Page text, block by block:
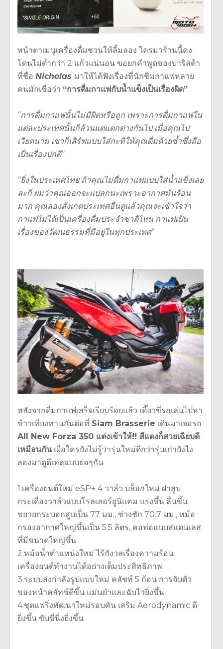
หน้าตาเมนูเครื่องดื่มชวนให้ลิ้มลอง ใครมาร้านนี้คง
โดนไม่ต่ำกว่า 2 แก้วแน่นอน ขอยกคำพูดของบาริสต้า
ที่ชื่อ Nicholas มาให้ได้ฟังเรื่องที่นักชิมกาแฟหลาย
คนมักเชื่อว่า “การดื่มกาแฟกับน้ำแข็งเป็นเรื่องผิด”
“การดื่มกาแฟนั้นไม่มีผิดหรือถูก เพราะการดื่มกาแฟใน
แต่ละประเทศนั้นก็ล้วนแต่แตกต่างกันไป เมื่อคุณไป
เวียดนาม เขาก็เสิร์ฟแบบใส่กะทิให้คุณดื่มด้วยซ้ำซึ่งถือ
เป็นเรื่องปกติ”
“ยิ่งในประเทศไทย ถ้าคุณไม่ดื่มกาแฟแบบใส่น้ำแข็งเลย
ละก็ ผมว่าคุณออกจะแปลกนะเพราะอากาศมันร้อน
มาก คุณลองสังเกตประเทศอื่นดูแล้วคุณจะเข้าใจว่า
กาแฟไม่ได้เป็นเครื่องดื่มประจำชาติไหน กาแฟเป็น
เรื่องของวัฒนธรรมที่มีอยู่ในทุกประเทศ”
หลังจากดื่มกาแฟเสร็จเรียบร้อยแล้ว เดี๊ยวขี่รถเล่นไปหา
ข้าวเที่ยงทานกันต่อที่ Siam Brasserie เดินมาเจอรถ
All New Forza 350 แต่งเข้าให้!! สีแดงก็สวยเฉียบดี
เหมือนกันเผื่อใครยังไม่รู้ว่ารุ่นใหม่ดีกว่ารุ่นเก่ายังไง
ลองมาดูดีเทลแบบย่อๆกัน
1.เครื่องยนต์ใหม่ eSP+ 4 วาล์ว บล็อกใหม่ ฝาสูบ
กระเดื่องวาล์วแบบโรลเลอร์ยูนิแคม แรงขึ้น ลื่นขึ้น
ขยายกระบอกสูบเป็น 77 มม., ช่วงชัก 70.7 มม., หม้อ
กรองอากาศใหญ่ขึ้นเป็น 5.5 ลิตร, คอท่อแบบสแตนเลส
ที่มีขนาดใหญ่ขึ้น
2.หม้อน้ำตำแหน่งใหม่ ไร้กังวลเรื่องความร้อน
เครื่องยนต์ทำงานได้อย่างเต็มประสิทธิภาพ
3.ระบบส่งกำลังรูปแบบใหม่ คลัชท์ 5 ก้อน การจับตัว
ของหน้าคลัทช์ดีขึ้น แม่นยำและฉับไวยิ่งขึ้น
4.ชุดแฟริ่งพัฒนาใหม่รอบคัน เสริม Aerodynamic ดี
ยิ่งขึ้น ขับขี่นิ่งยิ่งขึ้น